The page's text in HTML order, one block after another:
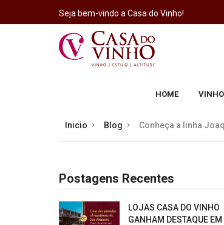
Seja bem-vindo a Casa do Vinho!
HOME
Inicio Blog Conheça a linha
Postagens Recentes
LOJAS CASA DO VINHO
GANHAM DESTAQUE EM